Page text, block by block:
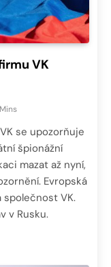
VK
se upozorňuje
špionážní
mazat až nyní,
Evropská
společnost VK.
v Rusku.